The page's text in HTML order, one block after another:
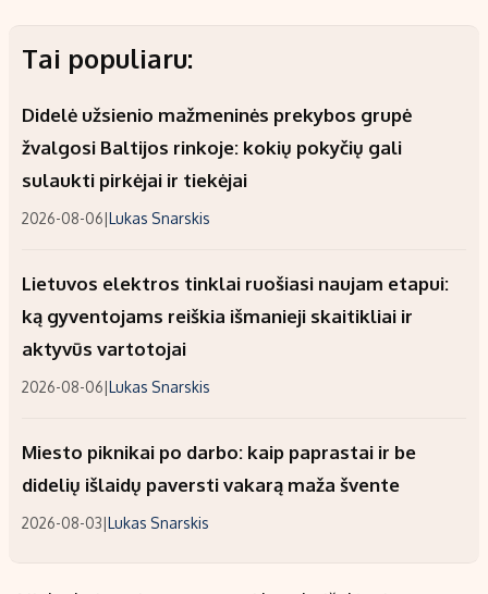
Tai populiaru:
Didelė užsienio mažmeninės prekybos grupė
žvalgosi Baltijos rinkoje: kokių pokyčių gali
sulaukti pirkėjai ir tiekėjai
2026-08-06|Lukas Snarskis
Lietuvos elektros tinklai ruošiasi naujam etapui:
ką gyventojams reiškia išmanieji skaitikliai ir
aktyvūs vartotojai
2026-08-06|Lukas Snarskis
Miesto piknikai po darbo: kaip paprastai ir be
didelių išlaidų paversti vakarą maža švente
2026-08-03|Lukas Snarskis